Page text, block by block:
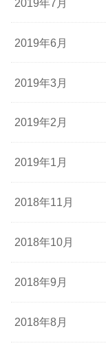
2019年7月
2019年6月
2019年3月
2019年2月
2019年1月
2018年11月
2018年10月
2018年9月
2018年8月